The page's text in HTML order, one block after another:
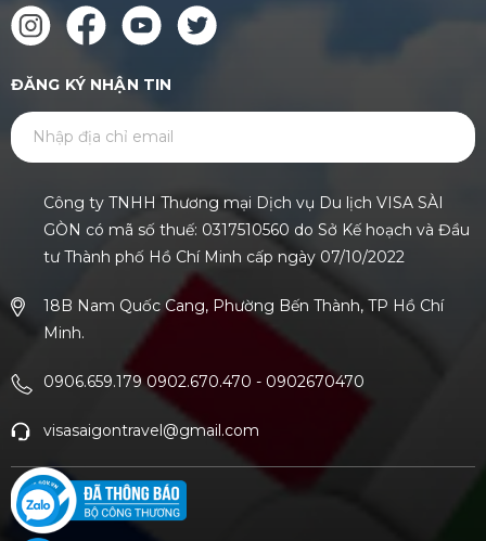
ĐĂNG KÝ NHẬN TIN
Công ty TNHH Thương mại Dịch vụ Du lịch VISA SÀI
GÒN có mã số thuế: 0317510560 do Sở Kế hoạch và Đầu
tư Thành phố Hồ Chí Minh cấp ngày 07/10/2022
18B Nam Quốc Cang, Phường Bến Thành, TP Hồ Chí
Minh.
0906.659.179 0902.670.470 - 0902670470
visasaigontravel@gmail.com